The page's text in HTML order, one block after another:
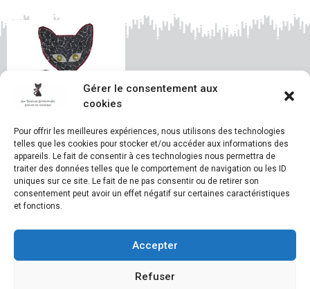
Gérer le consentement aux
cookies
Pour offrir les meilleures expériences, nous utilisons des technologies
telles que les cookies pour stocker et/ou accéder aux informations des
appareils. Le fait de consentir à ces technologies nous permettra de
traiter des données telles que le comportement de navigation ou les ID
uniques sur ce site. Le fait de ne pas consentir ou de retirer son
consentement peut avoir un effet négatif sur certaines caractéristiques
et fonctions.
Accepter
Refuser
© Aux Tesselles Apprivoisées – Emilie Cannas
Construction et design du site Christine Beroud
Politique de confidentialité du site
Politique de gestion des cookies
Tarifs des cours et des stages
Formulaire d’inscription à imprimer.